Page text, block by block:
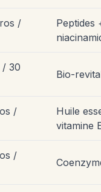
/
Peptides
/ 30
Bio-
/
Huile
vitamine
/